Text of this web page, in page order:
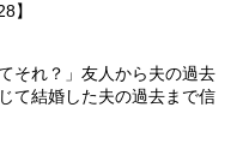
】
それ？」友人から夫の過去
て結婚した夫の過去まで信